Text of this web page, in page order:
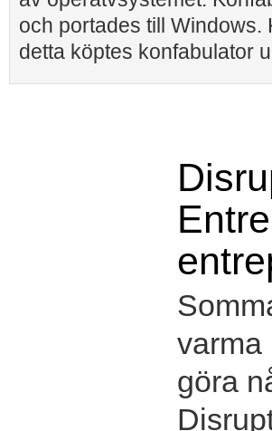
och portades till Windows.
detta köptes konfabulator
varma
göra